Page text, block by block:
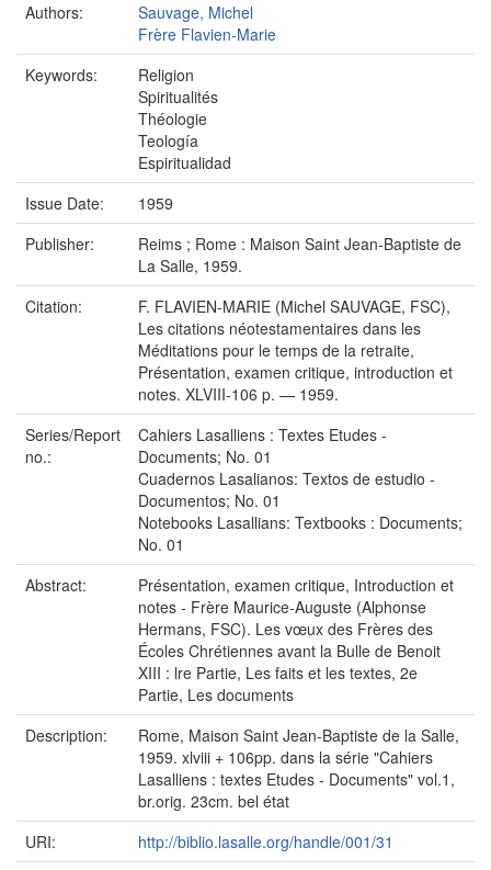
Authors:
Sauvage, Michel
Frère Flavien-Marie
Keywords:
Religion
Spiritualités
Théologie
Teología
Espiritualidad
Issue Date:
1959
Publisher:
Reims ; Rome : Maison Saint Jean-Baptiste de
La Salle, 1959.
Citation:
F. FLAVIEN-MARIE (Michel SAUVAGE, FSC),
Les citations néotestamentaires dans les
Méditations pour le temps de la retraite,
Présentation, examen critique, introduction et
notes. XLVIII-106 p. — 1959.
Series/Report
no.:
Cahiers Lasalliens : Textes Etudes -
Documents; No. 01
Cuadernos Lasalianos: Textos de estudio -
Documentos; No. 01
Notebooks Lasallians: Textbooks : Documents;
No. 01
Abstract:
Présentation, examen critique, Introduction et
notes - Frère Maurice-Auguste (Alphonse
Hermans, FSC). Les vœux des Frères des
Écoles Chrétiennes avant la Bulle de Benoit
XIII : lre Partie, Les faits et les textes, 2e
Partie, Les documents
Description:
Rome, Maison Saint Jean-Baptiste de la Salle,
1959. xlviii + 106pp. dans la série "Cahiers
Lasalliens : textes Etudes - Documents" vol.1,
br.orig. 23cm. bel état
URI:
http://biblio.lasalle.org/handle/001/31